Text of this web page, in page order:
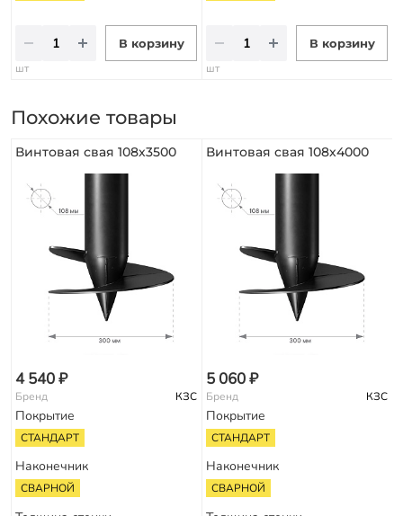
В корзину
шт
В корзину
шт
Похожие товары
Винтовая свая 108х3500
4 540 ₽
Бренд КЗС
Покрытие
СТАНДАРТ
Наконечник
СВАРНОЙ
Винтовая свая 108х4000
5 060 ₽
Бренд КЗС
Покрытие
СТАНДАРТ
Наконечник
СВАРНОЙ